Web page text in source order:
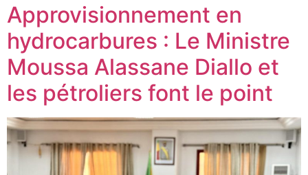
Approvisionnement en
hydrocarbures : Le Ministre
Moussa Alassane Diallo et
les pétroliers font le point